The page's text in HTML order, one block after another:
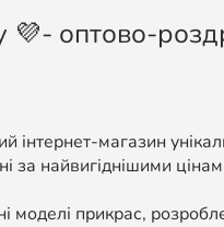
оптово-
інтернет-магазин
за найвигіднішими
моделі прикрас,